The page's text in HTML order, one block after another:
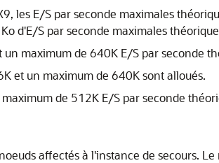
les E/S par seconde maximales
d'E/S par seconde maximales
maximum de 640K E/S par seconde
et un maximum de 640K sont alloués.
de 512K E/S par seconde
affectés à l'instance de secours.